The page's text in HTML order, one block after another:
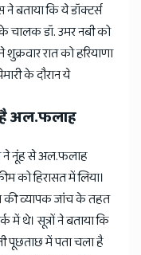
बताया कि ये डॉक्टर्स
चालक डॉ. उमर नबी को
रात को हरियाणा
के दौरान ये
है अल.फलाह
ने नूंह से अल.फलाह
को हिरासत में लिया।
की व्यापक जांच के तहत
में थे। सूत्रों ने बताया कि
पूछताछ में पता चला है